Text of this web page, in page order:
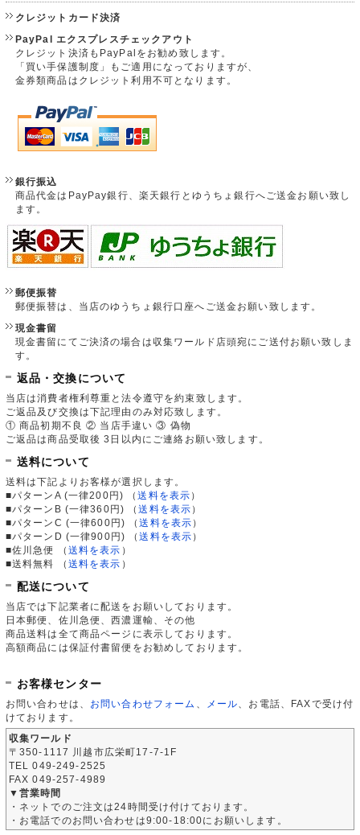
クレジットカード決済
PayPal エクスプレスチェックアウト
クレジット決済もPayPalをお勧め致します。
「買い手保護制度」もご適用になっておりますが、
金券類商品はクレジット利用不可となります。
銀行振込
商品代金はPayPay銀行、楽天銀行とゆうちょ銀行へご送金お願い致し
ます。
郵便振替
郵便振替は、当店のゆうちょ銀行口座へご送金お願い致します。
現金書留
現金書留にてご決済の場合は収集ワールド店頭宛にご送付お願い致しま
す。
返品・交換について
当店は消費者権利尊重と法令遵守を約束致します。
ご返品及び交換は下記理由のみ対応致します。
① 商品初期不良 ② 当店手違い ③ 偽物
ご返品は商品受取後 3日以内にご連絡お願い致します。
送料について
送料は下記よりお客様が選択します。
■パターンA (一律200円)
（送料を表示 ）
■パターンB (一律360円)
（送料を表示 ）
■パターンC (一律600円)
（送料を表示 ）
■パターンD (一律900円)
（送料を表示 ）
■佐川急便
（ 送料を表示 ）
■送料無料
（ 送料を表示 ）
配送について
当店では下記業者に配送をお願いしております。
日本郵便、佐川急便、西濃運輸、その他
商品送料は全て商品ページに表示しております。
高額商品には保証付書留便をお勧めしております。
お客様センター
お問い合わせは、 お問い合わせフォーム メール 、お電話、FAXで受け付
けております。
収集ワールド
〒350-1117 川越市広栄町17-7-1F
TEL 049-249-2525
FAX 049-257-4989
▼営業時間
・ネットでのご注文は24時間受け付けております。
・お電話でのお問い合わせは9:00-18:00にお願いします。